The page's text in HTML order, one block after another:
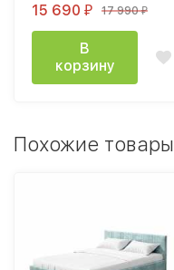
15 690 ₽ 17 990₽
В
корзину
Похожие товары